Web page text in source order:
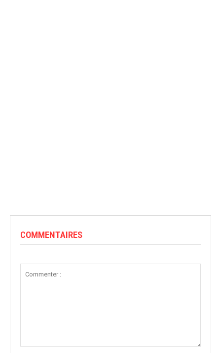
COMMENTAIRES